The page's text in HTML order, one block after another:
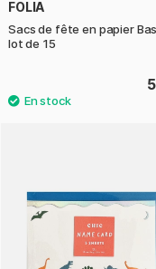
FOLIA
Sacs de fête en papier
lot de 15